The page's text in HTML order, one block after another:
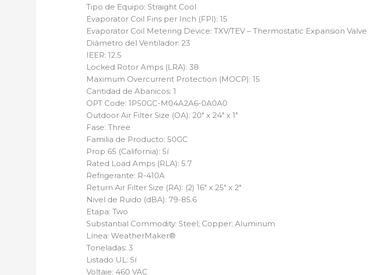
Tipo de Equipo: Straight Cool
Evaporator Coil Fins per Inch (FPI): 15
Evaporator Coil Metering Device: TXV/TEV – Thermostatic Expansion Valve
Diámetro del Ventilador: 23
IEER: 12.5
Locked Rotor Amps (LRA): 38
Maximum Overcurrent Protection (MOCP): 15
Cantidad de Abanicos: 1
OPT Code: 1P50GC-M04A2A6-0A0A0
Outdoor Air Filter Size (OA): 20″ x 24″ x 1″
Fase: Three
Familia de Producto: 50GC
Prop 65 (California): Sí
Rated Load Amps (RLA): 5.7
Refrigerante: R-410A
Return Air Filter Size (RA): (2) 16″ x 25″ x 2″
Nivel de Ruido (dBA): 79-85.6
Etapa: Two
Substantial Commodity: Steel; Copper; Aluminum
Línea: WeatherMaker®
Toneladas: 3
Listado UL: Sí
Voltaje: 460 VAC